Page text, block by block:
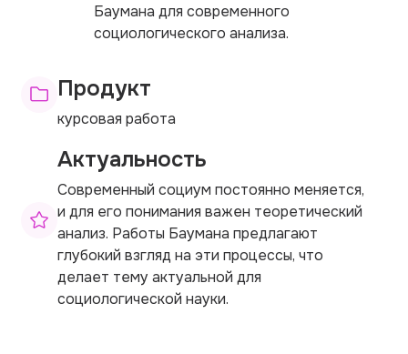
Баумана для современного
социологического анализа.
Продукт
курсовая работа
Актуальность
Современный социум постоянно меняется,
и для его понимания важен теоретический
анализ. Работы Баумана предлагают
глубокий взгляд на эти процессы, что
делает тему актуальной для
социологической науки.